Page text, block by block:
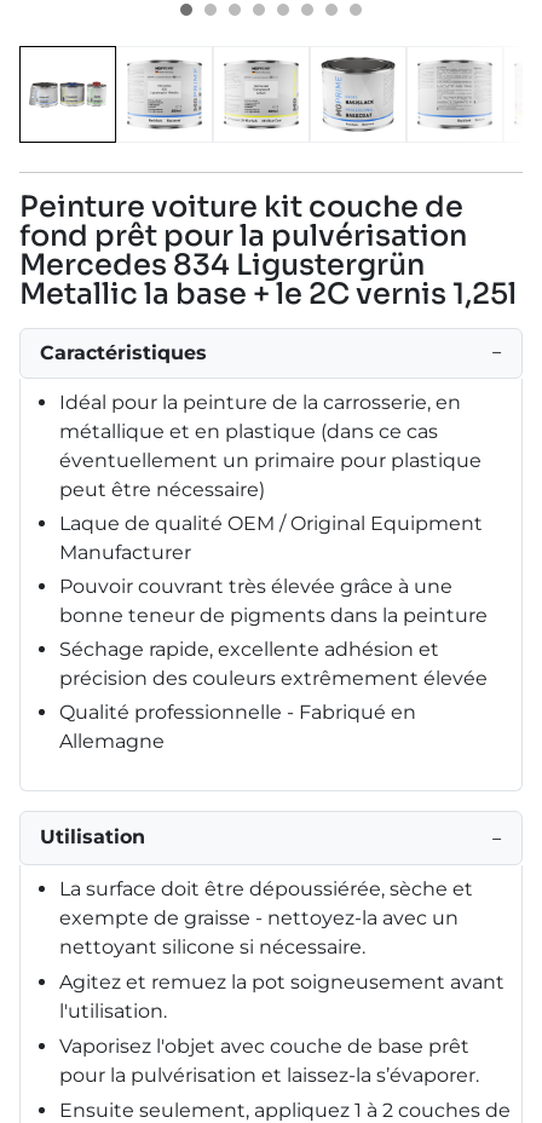
Peinture voiture kit couche de
fond prêt pour la pulvérisation
Mercedes 834 Ligustergrün
Metallic la base + le 2C vernis 1,25l
Caractéristiques −
Idéal pour la peinture de la carrosserie, en
métallique et en plastique (dans ce cas
éventuellement un primaire pour plastique
peut être nécessaire)
Laque de qualité OEM / Original Equipment
Manufacturer
Pouvoir couvrant très élevée grâce à une
bonne teneur de pigments dans la peinture
Séchage rapide, excellente adhésion et
précision des couleurs extrêmement élevée
Qualité professionnelle - Fabriqué en
Allemagne
Utilisation −
La surface doit être dépoussiérée, sèche et
exempte de graisse - nettoyez-la avec un
nettoyant silicone si nécessaire.
Agitez et remuez la pot soigneusement avant
l'utilisation.
Vaporisez l'objet avec couche de base prêt
pour la pulvérisation et laissez-la s’évaporer.
Ensuite seulement, appliquez 1 à 2 couches de